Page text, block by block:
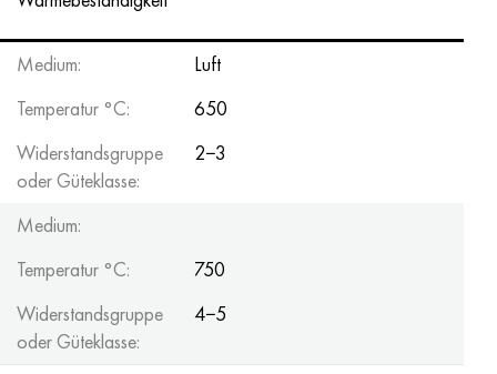
Medium:
Luft
Temperatur °C:
650
Widerstandsgruppe
oder Güteklasse:
2−3
Medium:
Temperatur °C:
750
Widerstandsgruppe
oder Güteklasse:
4−5